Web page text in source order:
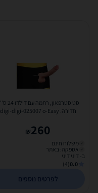
סט סטרפאון, רתמה
חדירה. digi-digi-025007 o-Easy
260
₪
משלוח חינם
אספקה: באתר
ב- דיגי דיגי
0.0
(4)
לפרטים נוספים